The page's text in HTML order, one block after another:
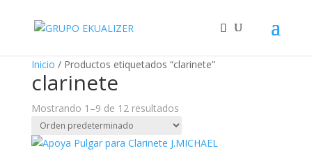
Inicio / Productos etiquetados “clarinete”
clarinete
Mostrando 1–9 de 12 resultados